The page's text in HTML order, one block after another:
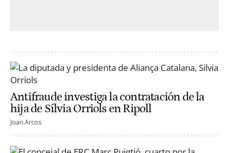
Antifraude investiga la contratación de la
hija de Sílvia Orriols en Ripoll
Joan Arcos